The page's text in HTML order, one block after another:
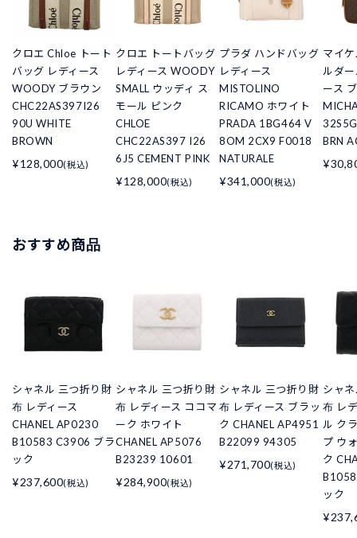
クロエ Chloe トート
バッグ レディース
WOODY ブラウン
CHC22AS397I26
90U WHITE
BROWN
¥128,000(税込)
クロエ トートバッグ
レディース WOODY
SMALL ウッディ ス
モール ピンク
CHLOE
CHC22AS397 I26
6J5 CEMENT PINK
¥128,000(税込)
プラダ ハンドバッグ
レディース
MISTOLINO
RICAMO ホワイト
PRADA 1BG464 V
8OM 2CX9 F0018
NATURALE
¥341,000(税込)
マイ
ルダ
ース
BRN
おすすめ商品
シャネル 三つ折り財
布 レディース
CHANEL AP0230
B10583 C3906 ブラ
ック
¥237,600(税込)
シャネル 三つ折り財
布 レディース ココマ
ーク ホワイト
CHANEL AP5076
B23239 10601
¥284,900(税込)
シャネル 三つ折り財
布 レディース ブラッ
ク CHANEL AP4951
B22099 94305
¥271,700(税込)
シャ
布 レ
ル ク
プ ウ
ク
ック